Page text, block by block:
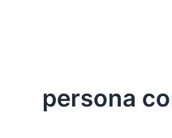
persona